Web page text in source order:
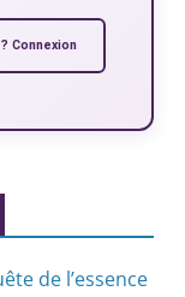
Connexion
de l’essence